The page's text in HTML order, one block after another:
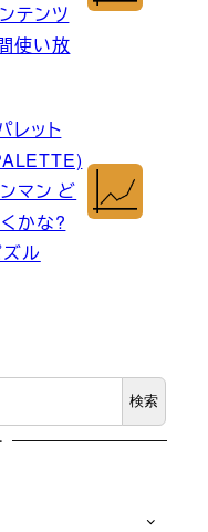
テンツ
使い放
レット
マン ど
かな?
ル
検索